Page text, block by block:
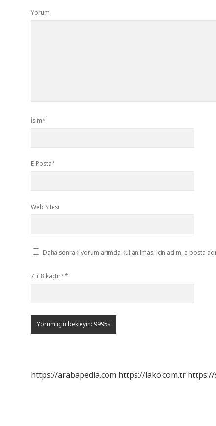
Yorum
İsim*
E-Posta*
Web Sitesi
Daha sonraki yorumlarımda kullanılması için adım, e-posta
7 + 8 kaçtır?*
https://arabapedia.com https://lako.com.tr https://